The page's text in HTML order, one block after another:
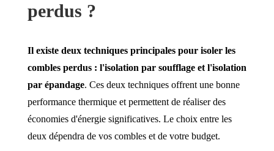
perdus ?
Il existe deux techniques principales pour isoler les
combles perdus : l'isolation par soufflage et l'isolation
par épandage. Ces deux techniques offrent une bonne
performance thermique et permettent de réaliser des
économies d'énergie significatives. Le choix entre les
deux dépendra de vos combles et de votre budget.